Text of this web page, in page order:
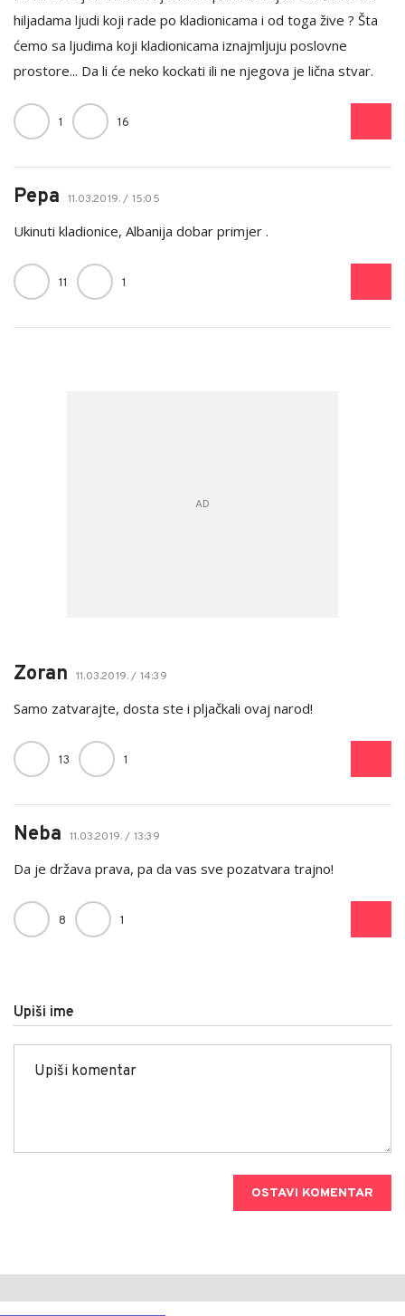
hiljadama ljudi koji rade po kladionicama i od toga žive ? Šta
ćemo sa ljudima koji kladionicama iznajmljuju poslovne
prostore... Da li će neko kockati ili ne njegova je lična stvar.
1 16
Pepa 11.03.2019. / 15:05
Ukinuti kladionice, Albanija dobar primjer .
11 1
Zoran 11.03.2019. / 14:39
Samo zatvarajte, dosta ste i pljačkali ovaj narod!
13 1
Neba 11.03.2019. / 13:39
Da je država prava, pa da vas sve pozatvara trajno!
8 1
Upiši ime
OSTAVI KOMENTAR